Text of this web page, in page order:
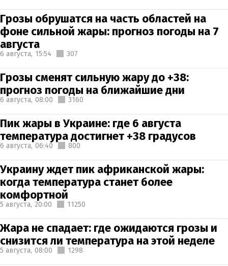
Грозы обрушатся на часть областей на
фоне сильной жары: прогноз погоды на 7
августа
6 августа, 15:54 307
Грозы сменят сильную жару до +38:
прогноз погоды на ближайшие дни
6 августа, 08:00 3160
Пик жары в Украине: где 6 августа
температура достигнет +38 градусов
6 августа, 06:40 800
Украину ждет пик африканской жары:
когда температура станет более
комфортной
5 августа, 20:00 11250
Жара не спадает: где ожидаются грозы и
снизится ли температура на этой неделе
5 августа, 08:00 1298